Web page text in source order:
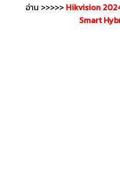
อ่าน >>>>> Hikvision
Smart